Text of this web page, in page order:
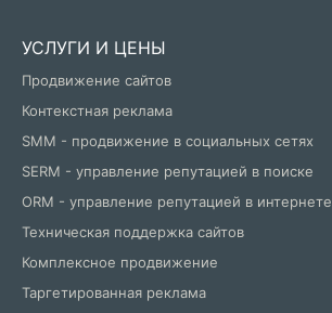
УСЛУГИ И ЦЕНЫ
Продвижение сайтов
Контекстная реклама
SMM - продвижение в социальных сетях
SERM - управление репутацией в поиске
ORM - управление репутацией в интернете
Техническая поддержка сайтов
Комплексное продвижение
Таргетированная реклама